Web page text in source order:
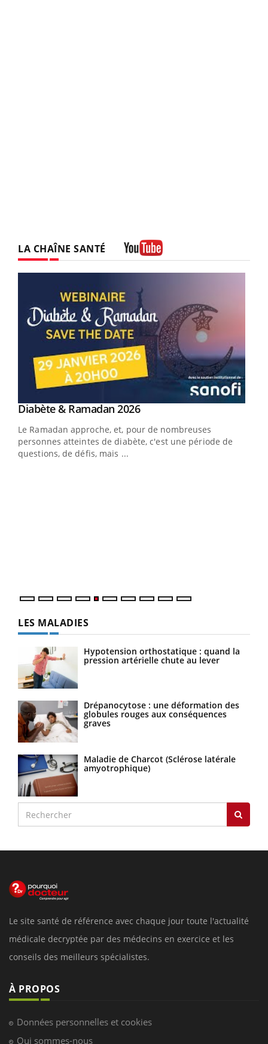
LA CHAÎNE SANTÉ
Youtube
Diabète & Ramadan 2026Youtube
Le Ramadan approche, et, pour de nombreuses
personnes atteintes de diabète, c'est une période de
questions, de défis, mais ...
LES MALADIES
Hypotension orthostatique : quand la
pression artérielle chute au lever
Drépanocytose : une déformation des
globules rouges aux conséquences
graves
Maladie de Charcot (Sclérose latérale
amyotrophique)
Le site santé de référence avec chaque jour toute l'actualité
médicale decryptée par des médecins en exercice et les
conseils des meilleurs spécialistes.
À PROPOS
Données personnelles et cookies
Qui sommes-nous